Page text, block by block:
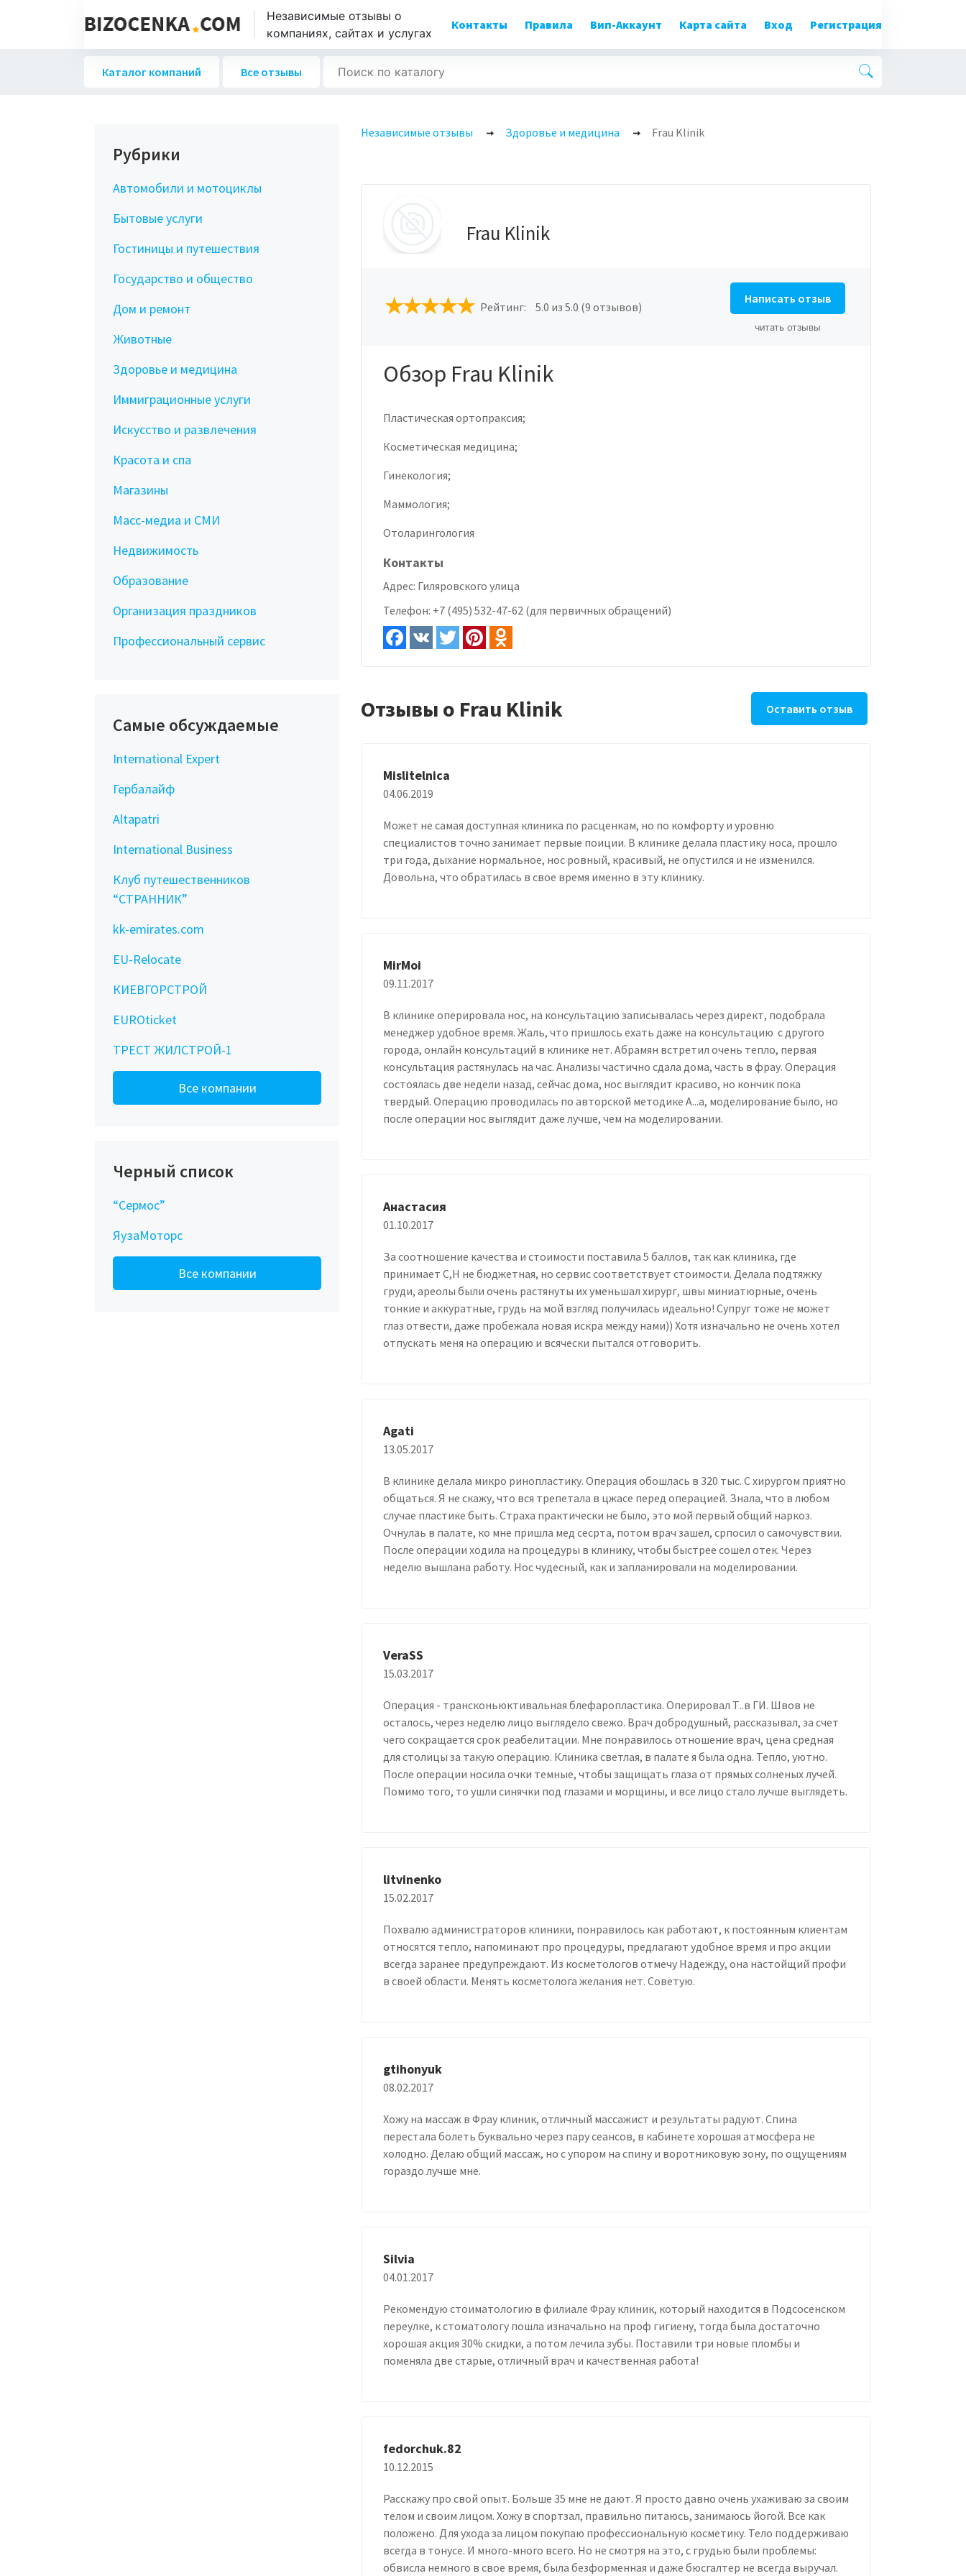
Независимые отзывы о
компаниях, сайтах и услугах
Контакты Правила Вип-Аккаунт Карта сайта Вход Регистрация
Каталог компаний Все отзывы
Независимые отзывы Здоровье и медицина Frau Klinik
Frau Klinik
Рейтинг: 5.0 из 5.0 (9 отзывов)
Написать отзыв
читать отзывы
Обзор Frau Klinik
Пластическая ортопраксия;
Косметическая медицина;
Гинекология;
Маммология;
Отоларингология
Контакты
Адрес: Гиляровского улица
Телефон: +7 (495) 532-47-62 (для первичных обращений)
Отзывы о Frau Klinik Оставить отзыв
Mislitelnica
04.06.2019
Может не самая доступная клиника по расценкам, но по комфорту и уровню
специалистов точно занимает первые поиции. В клинике делала пластику носа, прошло
три года, дыхание нормальное, нос ровный, красивый, не опустился и не изменился.
Довольна, что обратилась в свое время именно в эту клинику.
MirMoi
09.11.2017
В клинике оперировала нос, на консультацию записывалась через директ, подобрала
менеджер удобное время. Жаль, что пришлось ехать даже на консультацию с другого
города, онлайн консультаций в клинике нет. Абрамян встретил очень тепло, первая
консультация растянулась на час. Анализы частично сдала дома, часть в фрау. Операция
состоялась две недели назад, сейчас дома, нос выглядит красиво, но кончик пока
твердый. Операцию проводилась по авторской методике А...а, моделирование было, но
после операции нос выглядит даже лучше, чем на моделировании.
Анастасия
01.10.2017
За соотношение качества и стоимости поставила 5 баллов, так как клиника, где
принимает С,Н не бюджетная, но сервис соответствует стоимости. Делала подтяжку
груди, ареолы были очень растянуты их уменьшал хирург, швы миниатюрные, очень
тонкие и аккуратные, грудь на мой взгляд получилась идеально! Супруг тоже не может
глаз отвести, даже пробежала новая искра между нами)) Хотя изначально не очень хотел
отпускать меня на операцию и всячески пытался отговорить.
Agati
13.05.2017
В клинике делала микро ринопластику. Операция обошлась в 320 тыс. С хирургом приятно
общаться. Я не скажу, что вся трепетала в цжасе перед операцией. Знала, что в любом
случае пластике быть. Страха практически не было, это мой первый общий наркоз.
Очнулаь в палате, ко мне пришла мед сесрта, потом врач зашел, српосил о самочувствии.
После операции ходила на процедуры в клинику, чтобы быстрее сошел отек. Через
неделю вышлана работу. Нос чудесный, как и запланировали на моделировании.
VeraSS
15.03.2017
Операция - трансконьюктивальная блефаропластика. Оперировал Т..в ГИ. Швов не
осталось, через неделю лицо выглядело свежо. Врач добродушный, рассказывал, за счет
чего сокращается срок реабелитации. Мне понравилось отношение врач, цена средная
для столицы за такую операцию. Клиника светлая, в палате я была одна. Тепло, уютно.
После операции носила очки темные, чтобы защищать глаза от прямых солненых лучей.
Помимо того, то ушли синячки под глазами и морщины, и все лицо стало лучше выглядеть.
litvinenko
15.02.2017
Похвалю администраторов клиники, понравилось как работают, к постоянным клиентам
относятся тепло, напоминают про процедуры, предлагают удобное время и про акции
всегда заранее предупреждают. Из косметологов отмечу Надежду, она настойщий профи
в своей области. Менять косметолога желания нет. Советую.
gtihonyuk
08.02.2017
Хожу на массаж в Фрау клиник, отличный массажист и результаты радуют. Спина
перестала болеть буквально через пару сеансов, в кабинете хорошая атмосфера не
холодно. Делаю общий массаж, но с упором на спину и воротниковую зону, по ощущениям
гораздо лучше мне.
Silvia
04.01.2017
Рекомендую стоиматологию в филиале Фрау клиник, который находится в Подсосенском
переулке, к стоматологу пошла изначально на проф гигиену, тогда была достаточно
хорошая акция 30% скидки, а потом лечила зубы. Поставили три новые пломбы и
поменяла две старые, отличный врач и качественная работа!
fedorchuk.82
10.12.2015
Расскажу про свой опыт. Больше 35 мне не дают. Я просто давно очень ухаживаю за своим
телом и своим лицом. Хожу в спортзал, правильно питаюсь, занимаюсь йогой. Все как
положено. Для ухода за лицом покупаю профессиональную косметику. Тело поддерживаю
всегда в тонусе. И много-много всего. Но не смотря на это, с грудью были проблемы:
обвисла немного в свое время, была безформенная и даже бюсгалтер не всегда выручал.
Рубрики
Автомобили и мотоциклы
Бытовые услуги
Гостиницы и путешествия
Государство и общество
Дом и ремонт
Животные
Здоровье и медицина
Иммиграционные услуги
Искусство и развлечения
Красота и спа
Магазины
Масс-медиа и СМИ
Недвижимость
Образование
Организация праздников
Профессиональный сервис
Самые обсуждаемые
International Expert
Гербалайф
Altapatri
International Business
Клуб путешественников
“СТРАННИК”
kk-emirates.com
EU-Relocate
КИЕВГОРСТРОЙ
EUROticket
ТРЕСТ ЖИЛСТРОЙ-1
Все компании
Черный список
“Сермос”
ЯузаМоторс
Все компании